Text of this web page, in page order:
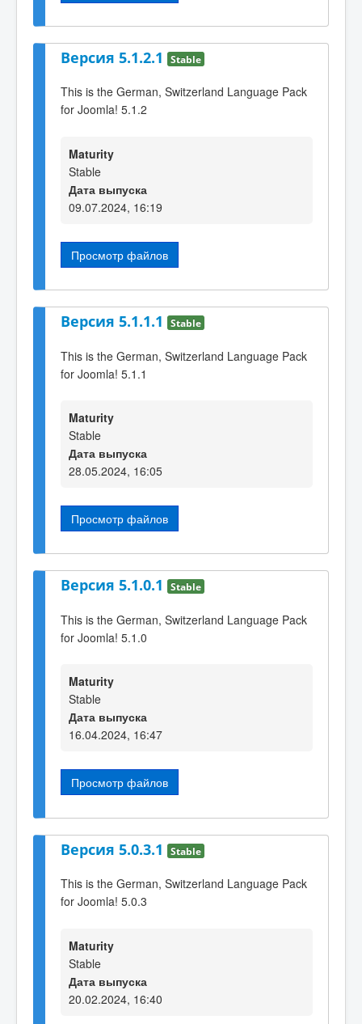
Версия 5.1.2.1 Stable
This is the German, Switzerland Language Pack
for Joomla! 5.1.2
Maturity
Stable
Дата выпуска
09.07.2024, 16:19
Просмотр файлов
Версия 5.1.1.1 Stable
This is the German, Switzerland Language Pack
for Joomla! 5.1.1
Maturity
Stable
Дата выпуска
28.05.2024, 16:05
Просмотр файлов
Версия 5.1.0.1 Stable
This is the German, Switzerland Language Pack
for Joomla! 5.1.0
Maturity
Stable
Дата выпуска
16.04.2024, 16:47
Просмотр файлов
Версия 5.0.3.1 Stable
This is the German, Switzerland Language Pack
for Joomla! 5.0.3
Maturity
Stable
Дата выпуска
20.02.2024, 16:40